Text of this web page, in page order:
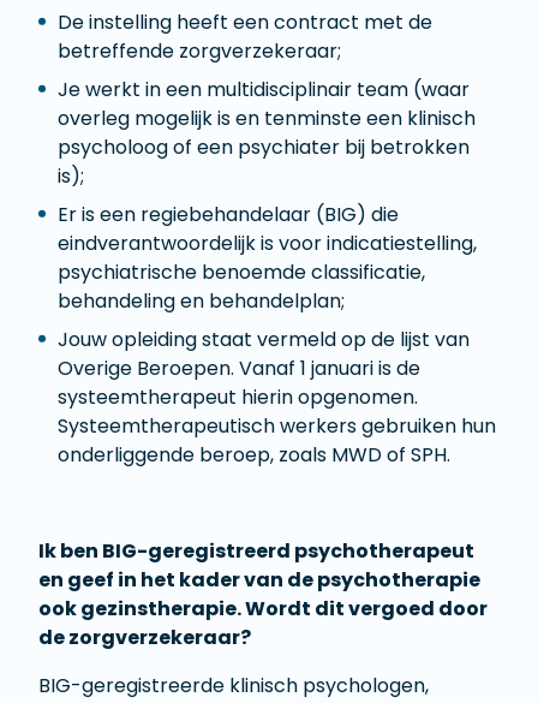
De instelling heeft een contract met de
betreffende zorgverzekeraar;
Je werkt in een multidisciplinair team (waar
overleg mogelijk is en tenminste een klinisch
psycholoog of een psychiater bij betrokken
is);
Er is een regiebehandelaar (BIG) die
eindverantwoordelijk is voor indicatiestelling,
psychiatrische benoemde classificatie,
behandeling en behandelplan;
Jouw opleiding staat vermeld op de lijst van
Overige Beroepen. Vanaf 1 januari is de
systeemtherapeut hierin opgenomen.
Systeemtherapeutisch werkers gebruiken hun
onderliggende beroep, zoals MWD of SPH.
Ik ben BIG-geregistreerd psychotherapeut
en geef in het kader van de psychotherapie
ook gezinstherapie. Wordt dit vergoed door
de zorgverzekeraar?
BIG-geregistreerde klinisch psychologen,